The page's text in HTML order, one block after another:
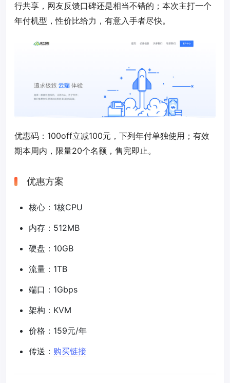
行共享，网友反馈口碑还是相当不错的；本次主打一个
年付机型，性价比给力，有意入手者尽快。
优惠码： 100off立减100元，下列年付单独使用；有效
期本周内，限量20个名额，售完即止。
优惠方案
核心：1核CPU
内存：512MB
硬盘：10GB
流量：1TB
端口：1Gbps
架构：KVM
价格：159元/年
传送： 购买链接